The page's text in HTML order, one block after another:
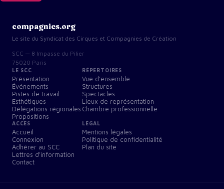
compagnies.org
Le site du Syndicat des Cirques et Compagnies de Création
SCC — 8 Impasse du Pilier
75020 Paris
LE SCC
Présentation
Événements
Pistes de travail
Esthétiques
Délégations régionales
Propositions
RÉPERTOIRES
Vue d'ensemble
Structures
Spectacles
Lieux de représentation
Chambre professionnelle
ACCÈS
Accueil
Connexion
Adhérer au SCC
Lettres d'information
Contact
LÉGAL
Mentions légales
Politique de confidentialité
Plan du site